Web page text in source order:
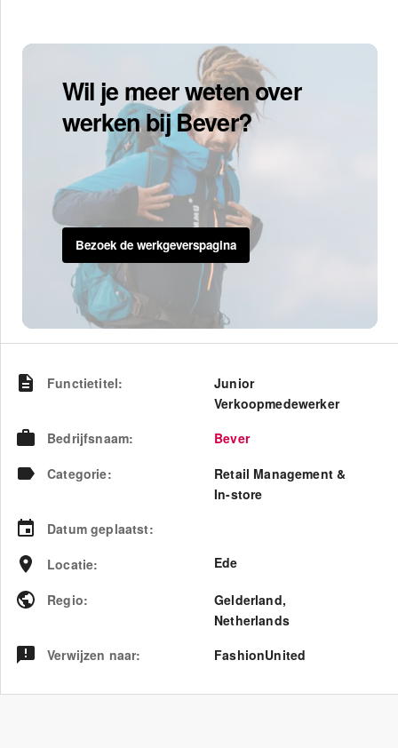
Wil je meer weten over
werken bij Bever?
Bezoek de werkgeverspagina
Functietitel:
Junior
Verkoopmedewerker
Bedrijfsnaam:
Bever
Categorie:
Retail Management &
In-store
Datum geplaatst:
Locatie: Ede
Regio: Gelderland,
Netherlands
Verwijzen naar: FashionUnited